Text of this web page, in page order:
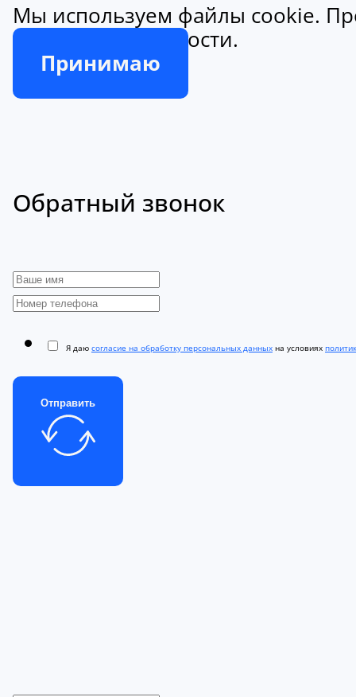
Мы используем файлы cookie.
конфиденциальности.
Принимаю
Обратный звонок
Я даю согласие на обработку персональных данных на условиях
Отправить